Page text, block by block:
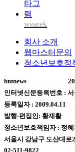
wearek
회사 소개
웹마스터문의
청소년보호정
bntnews
인터넷신문등록번호 :
등록일자 : 2009.04.11
발행·편집인: 황재활
청소년보호책임자 : 정혜
서울시 강남구 도산대로
02-511-9822